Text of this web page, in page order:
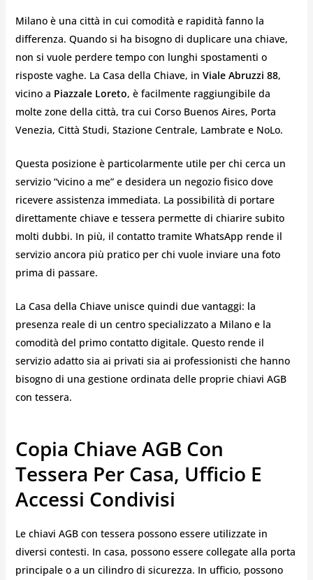
Milano è una città in cui comodità e rapidità fanno la
differenza. Quando si ha bisogno di duplicare una chiave,
non si vuole perdere tempo con lunghi spostamenti o
risposte vaghe. La Casa della Chiave, in Viale Abruzzi 88,
vicino a Piazzale Loreto, è facilmente raggiungibile da
molte zone della città, tra cui Corso Buenos Aires, Porta
Venezia, Città Studi, Stazione Centrale, Lambrate e NoLo.
Questa posizione è particolarmente utile per chi cerca un
servizio “vicino a me” e desidera un negozio fisico dove
ricevere assistenza immediata. La possibilità di portare
direttamente chiave e tessera permette di chiarire subito
molti dubbi. In più, il contatto tramite WhatsApp rende il
servizio ancora più pratico per chi vuole inviare una foto
prima di passare.
La Casa della Chiave unisce quindi due vantaggi: la
presenza reale di un centro specializzato a Milano e la
comodità del primo contatto digitale. Questo rende il
servizio adatto sia ai privati sia ai professionisti che hanno
bisogno di una gestione ordinata delle proprie chiavi AGB
con tessera.
Copia Chiave AGB Con
Tessera Per Casa, Ufficio E
Accessi Condivisi
Le chiavi AGB con tessera possono essere utilizzate in
diversi contesti. In casa, possono essere collegate alla porta
principale o a un cilindro di sicurezza. In ufficio, possono